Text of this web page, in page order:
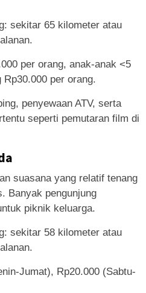
sekitar 65 kilometer atau
per orang, anak-anak <5
per orang.
penyewaan ATV, serta
seperti pemutaran film di
suasana yang relatif tenang
Banyak pengunjung
piknik keluarga.
sekitar 58 kilometer atau
Jumat), Rp20.000 (Sabtu-